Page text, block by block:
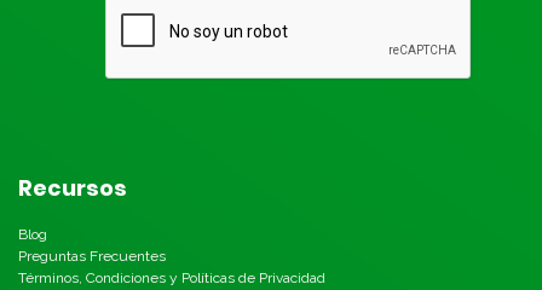
Recursos
Blog
Preguntas Frecuentes
Términos, Condiciones y Políticas de Privacidad